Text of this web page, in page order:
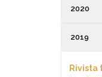
2020
2019